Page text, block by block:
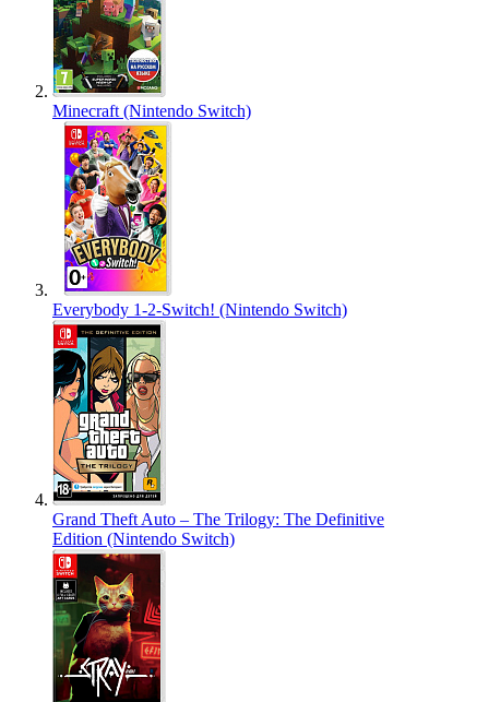
Minecraft (Nintendo Switch)
Everybody 1-2-Switch! (Nintendo Switch)
Grand Theft Auto – The Trilogy: The Definitive
Edition (Nintendo Switch)